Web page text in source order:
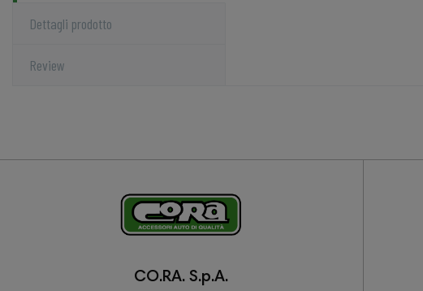
Dettagli prodotto
Review
CO.RA. S.p.A.